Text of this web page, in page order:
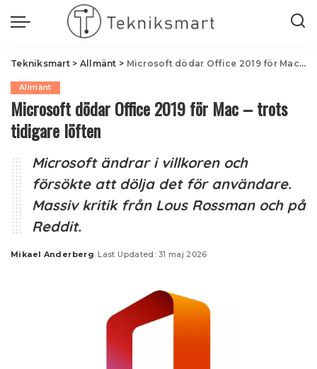
Tekniksmart> Allmänt > Microsoft dödar Office 2019 för Mac – trots tidigare löften
Allmänt
Microsoft dödar Office 2019 för Mac – trots
tidigare löften
Microsoft ändrar i villkoren och
försökte att dölja det för användare.
Massiv kritik från Lous Rossman och på
Reddit.
Posted
Mikael Anderberg Last Updated: 31 maj 2026